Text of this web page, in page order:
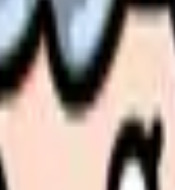
てみませんか。